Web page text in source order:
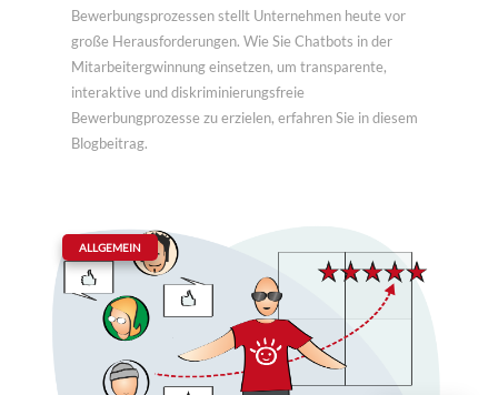
Bewerbungsprozessen stellt Unternehmen heute vor
große Herausforderungen. Wie Sie Chatbots in der
Mitarbeitergwinnung einsetzen, um transparente,
interaktive und diskriminierungsfreie
Bewerbungprozesse zu erzielen, erfahren Sie in diesem
Blogbeitrag.
ALLGEMEIN